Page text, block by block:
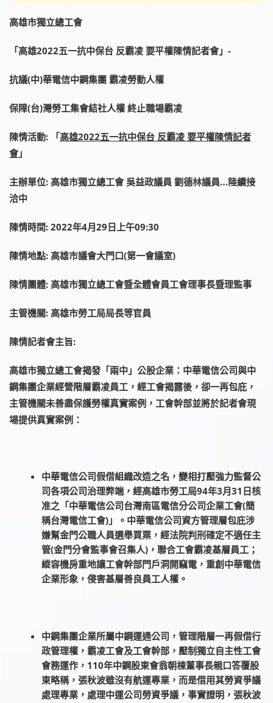
高雄市獨立總工會
「高雄2022五一抗中保台 反霸凌 要平權陳情記者會」-
抗議(中)華電信中鋼集團 霸凌勞動人權
保障(台)灣勞工集會結社人權 終止職場霸凌
陳情活動: 「高雄2022五一抗中保台 反霸凌 要平權陳情記者
會」
主辦單位: 高雄市獨立總工會 吳益政議員 劉德林議員…陸續接
洽中
陳情時間: 2022年4月29日上午09:30
陳情地點: 高雄市議會大門口(第一會議室)
陳情團體: 高雄市獨立總工會暨全體會員工會理事長暨理監事
主管機關: 高雄市勞工局局長等官員
陳情記者會主旨:
高雄市獨立總工會揭發「兩中」公股企業：中華電信公司與中
鋼集團企業經營階層霸凌員工，經工會揭露後，卻一再包庇，
主管機關未善盡保護勞權真實案例，工會幹部並將於記者會現
場提供真實案例：
中華電信公司假借組織改造之名，變相打壓強力監督公
司各項公司治理弊端，經高雄市勞工局94年3月31日核
准之「中華電信公司台灣南區電信分公司企業工會(簡
稱台灣電信工會)」。中華電信公司資方管理層包庇涉
嫌幫金門公職人員選舉買票，經法院判刑確定不適任主
管(金門分會監事會召集人)，聯合工會霸凌基層員工；
縱容機房重地讓工會幹部門戶洞開竊電，重創中華電信
企業形象，侵害基層善良員工人權。
中鋼集團企業所屬中鋼運通公司，管理階層一再假借行
政管理權，霸凌工會及工會幹部，壓制獨立自主性工會
會務運作，110年中鋼股東會翁朝棟董事長親口答覆股
東略稱，張秋波雖沒有航運專業，而是借用其勞資爭議
處理專業，處理中運公司勞資爭議，事實證明，張秋波